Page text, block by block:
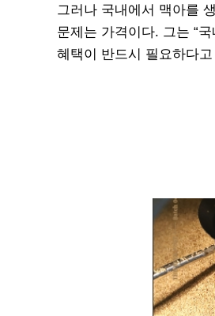
그러나 국내에서 맥아를
문제는 가격이다. 그는 “
혜택이 반드시 필요하다